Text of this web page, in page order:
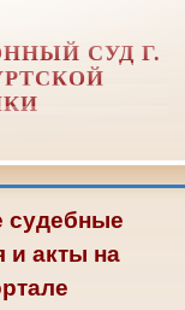
СУД Г.
судебные
и акты на